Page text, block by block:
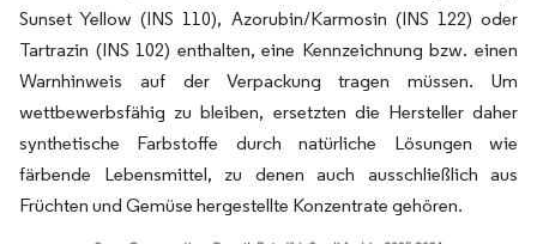
Sunset Yellow (INS 110), Azorubin/Karmosin (INS 122) oder
Tartrazin (INS 102) enthalten, eine Kennzeichnung bzw. einen
Warnhinweis auf der Verpackung tragen müssen. Um
wettbewerbsfähig zu bleiben, ersetzten die Hersteller daher
synthetische Farbstoffe durch natürliche Lösungen wie
färbende Lebensmittel, zu denen auch ausschließlich aus
Früchten und Gemüse hergestellte Konzentrate gehören.